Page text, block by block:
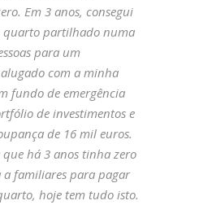
Em 3 anos, consegui
quarto partilhado numa
para um
com a minha
fundo de emergência
de investimentos e
de 16 mil euros.
que há 3 anos tinha zero
a familiares para pagar
hoje tem tudo isto.